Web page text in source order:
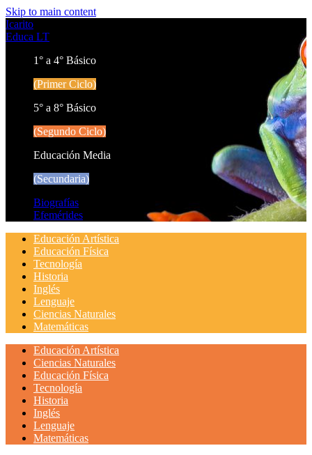
Skip to main content
Icarito
Educa LT
1° a 4° Básico
(Primer Ciclo)
5° a 8° Básico
(Segundo Ciclo)
Educación Media
(Secundaria)
Biografías
Efemérides
Educación Artística
Educación Física
Tecnología
Historia
Inglés
Lenguaje
Ciencias Naturales
Matemáticas
Educación Artística
Ciencias Naturales
Educación Física
Tecnología
Historia
Inglés
Lenguaje
Matemáticas